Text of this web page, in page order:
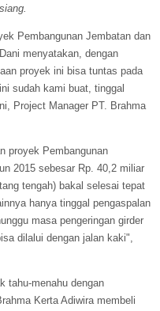
Pembangunan Jembatan dan
menyatakan, dengan
proyek ini bisa tuntas pada
sudah kami buat, tinggal
Project Manager PT. Brahma
proyek Pembangunan
2015 sebesar Rp. 40,2 miliar
tengah) bakal selesai tepat
hanya tinggal pengaspalan
masa pengeringan girder
dilalui dengan jalan kaki",
tahu-menahu dengan
Kerta Adiwira membeli